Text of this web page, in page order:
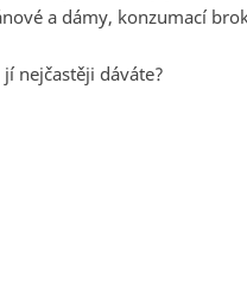
a dámy, konzumací
nejčastěji dáváte?